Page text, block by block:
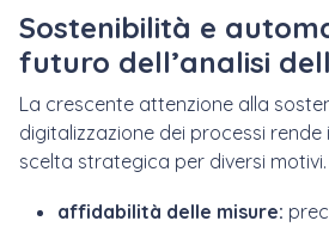
Sostenibilità e
futuro dell’analisi
La crescente attenzione alla
digitalizzazione dei processi rende
scelta strategica per diversi motivi.
affidabilità delle misure: